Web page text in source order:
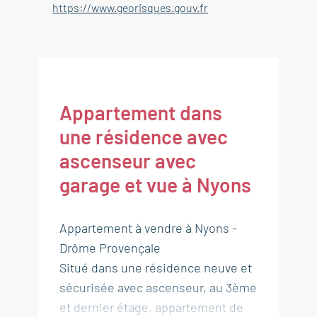
https://www.georisques.gouv.fr
Appartement dans
une résidence avec
ascenseur avec
garage et vue à Nyons
Appartement à vendre à Nyons -
Drôme Provençale
Situé dans une résidence neuve et
sécurisée avec ascenseur, au 3ème
et dernier étage, appartement de